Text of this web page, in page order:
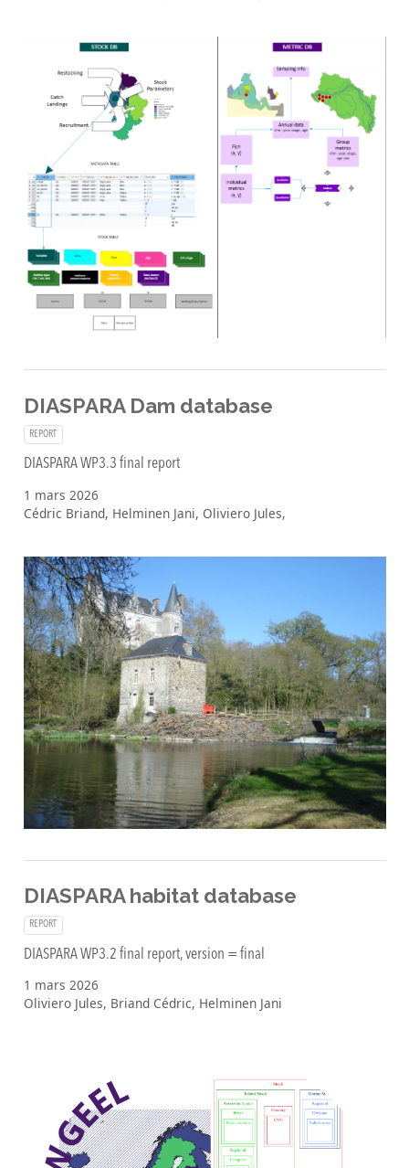
DIASPARA Dam database
REPORT
DIASPARA WP3.3 final report
1 mars 2026
Cédric Briand, Helminen Jani, Oliviero Jules,
DIASPARA habitat database
REPORT
DIASPARA WP3.2 final report, version = final
1 mars 2026
Oliviero Jules, Briand Cédric, Helminen Jani